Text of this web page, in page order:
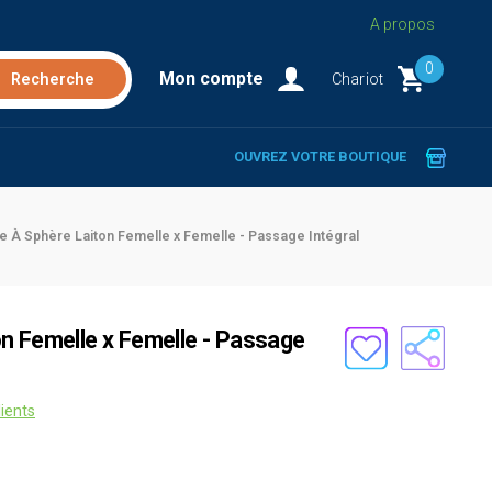
A propos
Mon compte Chariot
0
OUVREZ VOTRE BOUTIQUE
À Sphère Laiton Femelle x Femelle - Passage Intégral
Femelle x Femelle - Passage